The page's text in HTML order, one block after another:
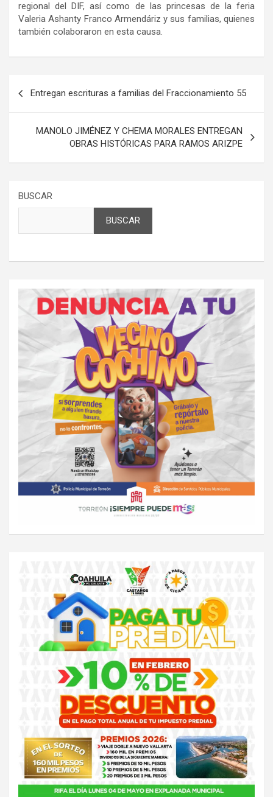
regional del DIF, así como de las princesas de la feria
ValeriaAshanty Franco Armendáriz y sus familias, quienes
también colaboraron en esta causa.
entradas
Entregan escrituras a familias del Fraccionamiento 55
MANOLO JIMÉNEZ Y CHEMA MORALES ENTREGAN
OBRAS HISTÓRICAS PARA RAMOS ARIZPE
BUSCAR
BUSCAR